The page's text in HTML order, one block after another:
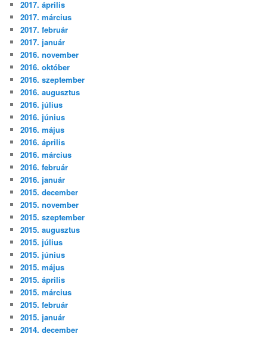
2017. április
2017. március
2017. február
2017. január
2016. november
2016. október
2016. szeptember
2016. augusztus
2016. július
2016. június
2016. május
2016. április
2016. március
2016. február
2016. január
2015. december
2015. november
2015. szeptember
2015. augusztus
2015. július
2015. június
2015. május
2015. április
2015. március
2015. február
2015. január
2014. december